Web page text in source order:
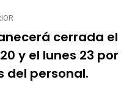
cerrada el
y el lunes 23 por
del personal.